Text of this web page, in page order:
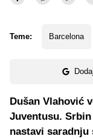
Teme: Barcelona
Dušan Vlahović
Juventusu.
nastavi saradnju